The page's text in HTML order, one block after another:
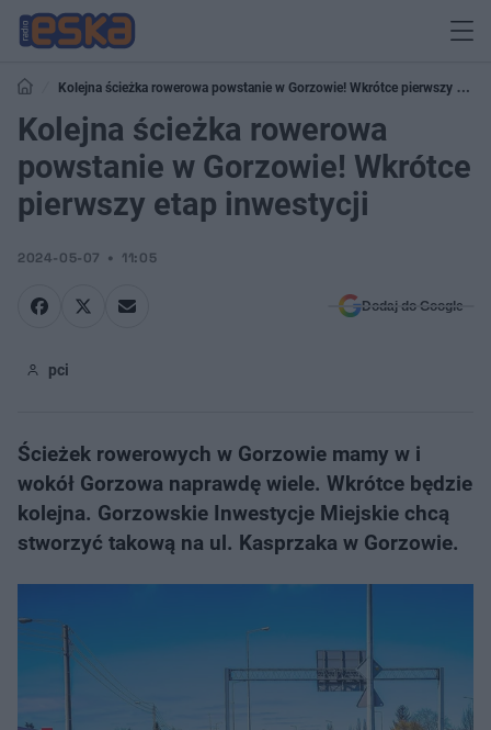
Kolejna ścieżka rowerowa powstanie w Gorzowie! Wkrótce pierwszy etap
inwestycji
Kolejna ścieżka rowerowa
powstanie w Gorzowie! Wkrótce
pierwszy etap inwestycji
2024-05-07 11:05
Dodaj do Google
pci
Ścieżek rowerowych w Gorzowie mamy w i
wokół Gorzowa naprawdę wiele. Wkrótce będzie
kolejna. Gorzowskie Inwestycje Miejskie chcą
stworzyć takową na ul. Kasprzaka w Gorzowie.